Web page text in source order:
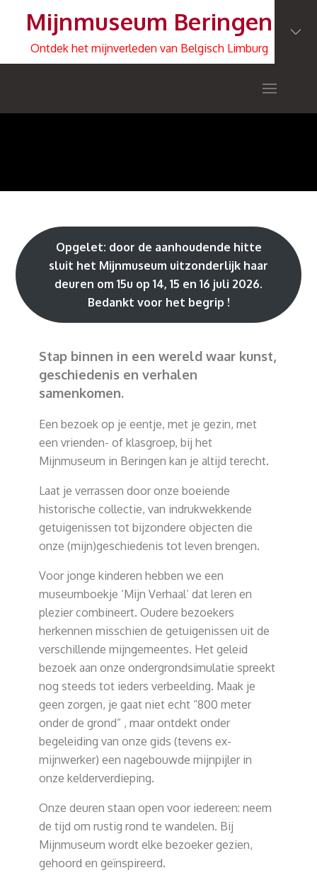
content
Mijnmuseum Beringen
Ontdek het mijnverleden van Belgisch Limburg
Opgelet: door de aanhoudende hitte
sluit het Mijnmuseum uitzonderlijk haar
deuren om 15u op 14, 15 en 16 juli 2026.
Bedankt voor het begrip !
Stap binnen in een wereld waar kunst,
geschiedenis en verhalen
samenkomen.
Een bezoek op je eentje, met je gezin, met
een vrienden- of klasgroep, bij het
Mijnmuseum in Beringen kan je altijd terecht.
Laat je verrassen door onze boeiende
historische collectie, van indrukwekkende
getuigenissen tot bijzondere objecten die
onze (mijn)geschiedenis tot leven brengen.
Voor jonge kinderen hebben we een
museumboekje ‘Mijn Verhaal’ dat leren en
plezier combineert. Oudere bezoekers
herkennen misschien de getuigenissen uit de
verschillende mijngemeentes. Het geleid
bezoek aan onze ondergrondsimulatie spreekt
nog steeds tot ieders verbeelding. Maak je
geen zorgen, je gaat niet echt “800 meter
onder de grond” , maar ontdekt onder
begeleiding van onze gids (tevens ex-
mijnwerker) een nagebouwde mijnpijler in
onze kelderverdieping.
Onze deuren staan open voor iedereen: neem
de tijd om rustig rond te wandelen. Bij
Mijnmuseum wordt elke bezoeker gezien,
gehoord en geïnspireerd.